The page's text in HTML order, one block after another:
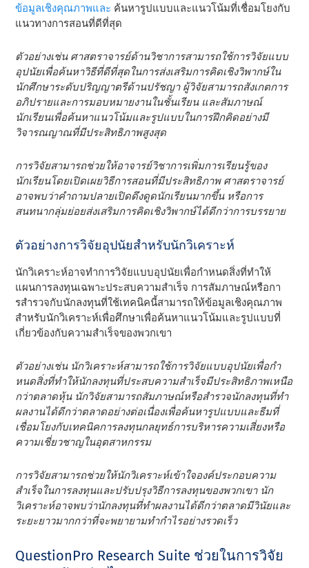
ข้อมูลเชิงคุณภาพและ ค้นหารูปแบบและแนวโน้มที่เชื่อมโยงกับ
แนวทางการสอนที่ดีที่สุด
ตัวอย่างเช่น ศาสตราจารย์ด้านวิชาการสามารถใช้การวิจัยแบบ
อุปนัยเพื่อค้นหาวิธีที่ดีที่สุดในการส่งเสริมการคิดเชิงวิพากษ์ใน
นักศึกษาระดับปริญญาตรีด้านปรัชญา ผู้วิจัยสามารถสังเกตการ
อภิปรายและการมอบหมายงานในชั้นเรียน และสัมภาษณ์
นักเรียนเพื่อค้นหาแนวโน้มและรูปแบบในการฝึกคิดอย่างมี
วิจารณญาณที่มีประสิทธิภาพสูงสุด
การวิจัยสามารถช่วยให้อาจารย์วิชาการเพิ่มการเรียนรู้ของ
นักเรียนโดยเปิดเผยวิธีการสอนที่มีประสิทธิภาพ ศาสตราจารย์
อาจพบว่าคําถามปลายเปิดดึงดูดนักเรียนมากขึ้น หรือการ
สนทนากลุ่มย่อยส่งเสริมการคิดเชิงวิพากษ์ได้ดีกว่าการบรรยาย
ตัวอย่างการวิจัยอุปนัยสําหรับนักวิเคราะห์
นักวิเคราะห์อาจทําการวิจัยแบบอุปนัยเพื่อกําหนดสิ่งที่ทําให้
แผนการลงทุนเฉพาะประสบความสําเร็จ การสัมภาษณ์หรือกา
รสํารวจกับนักลงทุนที่ใช้เทคนิคนี้สามารถให้ข้อมูลเชิงคุณภาพ
สําหรับนักวิเคราะห์เพื่อศึกษาเพื่อค้นหาแนวโน้มและรูปแบบที่
เกี่ยวข้องกับความสําเร็จของพวกเขา
ตัวอย่างเช่น นักวิเคราะห์สามารถใช้การวิจัยแบบอุปนัยเพื่อกํา
หนดสิ่งที่ทําให้นักลงทุนที่ประสบความสําเร็จมีประสิทธิภาพเหนือ
กว่าตลาดหุ้น นักวิจัยสามารถสัมภาษณ์หรือสํารวจนักลงทุนที่ทํา
ผลงานได้ดีกว่าตลาดอย่างต่อเนื่องเพื่อค้นหารูปแบบและธีมที่
เชื่อมโยงกับเทคนิคการลงทุนกลยุทธ์การบริหารความเสี่ยงหรือ
ความเชี่ยวชาญในอุตสาหกรรม
การวิจัยสามารถช่วยให้นักวิเคราะห์เข้าใจองค์ประกอบความ
สําเร็จในการลงทุนและปรับปรุงวิธีการลงทุนของพวกเขา นัก
วิเคราะห์อาจพบว่านักลงทุนที่ทําผลงานได้ดีกว่าตลาดมีวินัยและ
ระยะยาวมากกว่าที่จะพยายามทํากําไรอย่างรวดเร็ว
QuestionPro Research Suite ช่วยในการวิจัย